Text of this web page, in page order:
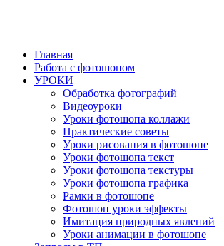
Главная
Работа с фотошопом
УРОКИ
Обработка фотографий
Видеоуроки
Уроки фотошопа коллажи
Практические советы
Уроки рисования в фотошопе
Уроки фотошопа текст
Уроки фотошопа текстуры
Уроки фотошопа графика
Рамки в фотошопе
Фотошоп уроки эффекты
Имитация природных явлений
Уроки анимации в фотошопе